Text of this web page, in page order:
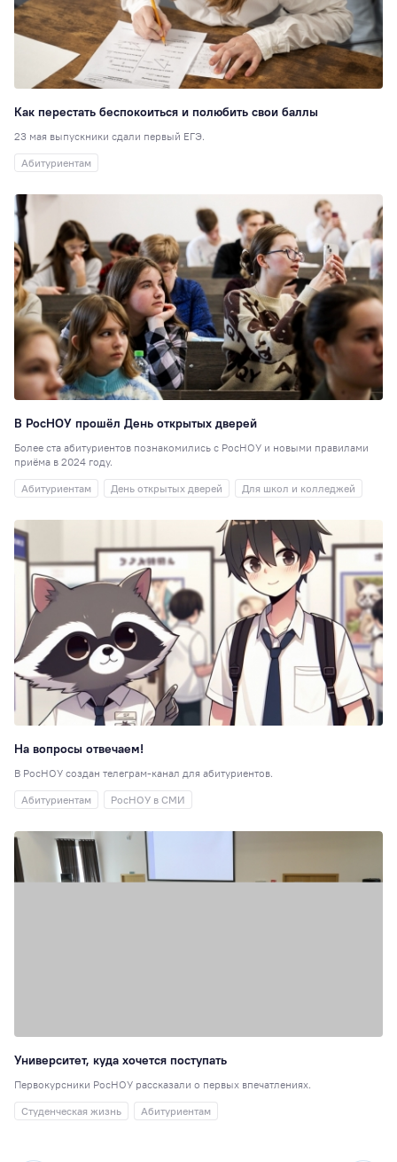
Как перестать беспокоиться и полюбить свои баллы
23 мая выпускники сдали первый ЕГЭ.
Абитуриентам
В РосНОУ прошёл День открытых дверей
Более ста абитуриентов познакомились с РосНОУ и новыми правилами
приёма в 2024 году.
Абитуриентам
День открытых дверей Для школ и колледжей
На вопросы отвечаем!
В РосНОУ создан телеграм-канал для абитуриентов.
Абитуриентам
РосНОУ в СМИ
Университет, куда хочется поступать
Первокурсники РосНОУ рассказали о первых впечатлениях.
Студенческая жизнь
Абитуриентам